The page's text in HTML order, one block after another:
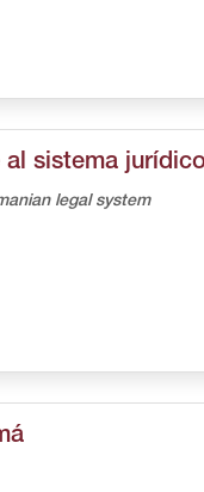
sistema
legal system